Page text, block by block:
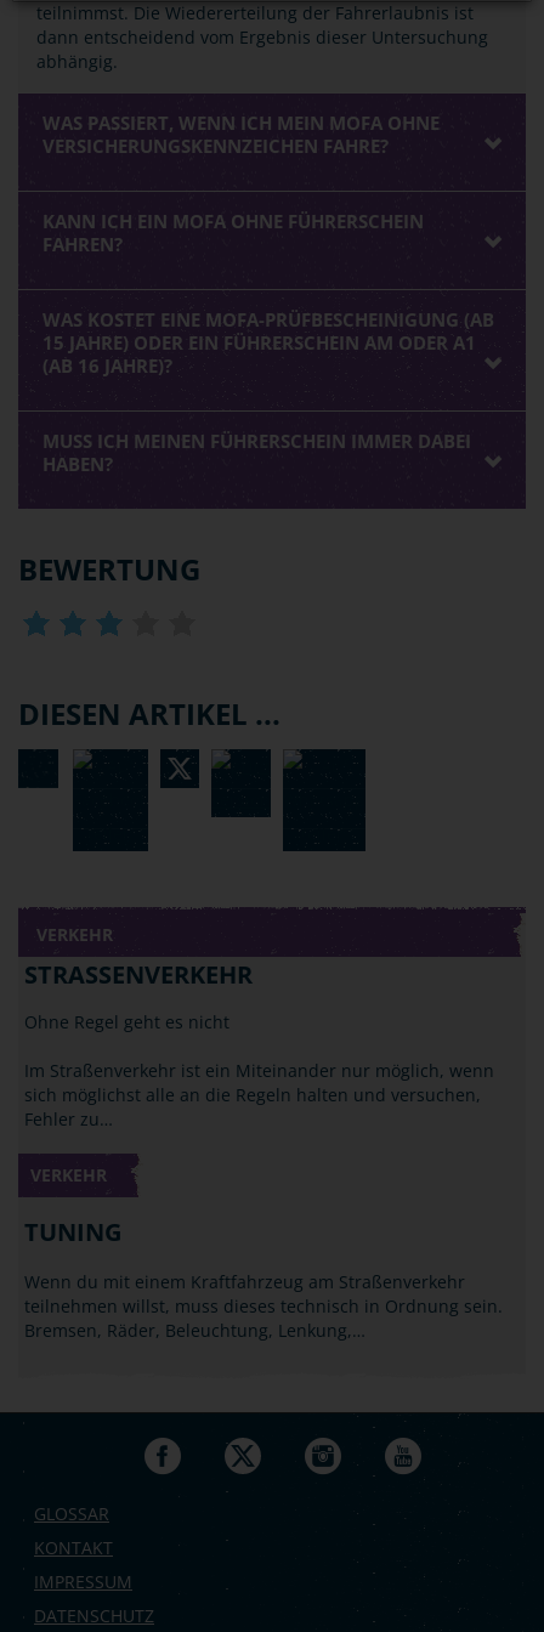
teilnimmst. Die Wiedererteilung der Fahrerlaubnis ist
dann entscheidend vom Ergebnis dieser Untersuchung
abhängig.
WAS PASSIERT, WENN ICH MEIN MOFA OHNE
VERSICHERUNGSKENNZEICHEN FAHRE?
KANN ICH EIN MOFA OHNE FÜHRERSCHEIN
FAHREN?
WAS KOSTET EINE MOFA-PRÜFBESCHEINIGUNG (AB
15 JAHRE) ODER EIN FÜHRERSCHEIN AM ODER A1
(AB 16 JAHRE)?
MUSS ICH MEINEN FÜHRERSCHEIN IMMER DABEI
HABEN?
BEWERTUNG
DIESEN ARTIKEL ...
VERKEHR
STRASSENVERKEHR
Ohne Regel geht es nicht
Im Straßenverkehr ist ein Miteinander nur möglich, wenn
sich möglichst alle an die Regeln halten und versuchen,
Fehler zu…
VERKEHR
TUNING
Wenn du mit einem Kraftfahrzeug am Straßenverkehr
teilnehmen willst, muss dieses technisch in Ordnung sein.
Bremsen, Räder, Beleuchtung, Lenkung,…
GLOSSAR
KONTAKT
IMPRESSUM
DATENSCHUTZ